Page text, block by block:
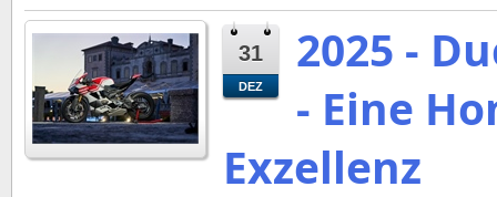
31
DEZ
2025 -
- Eine
Exzellenz